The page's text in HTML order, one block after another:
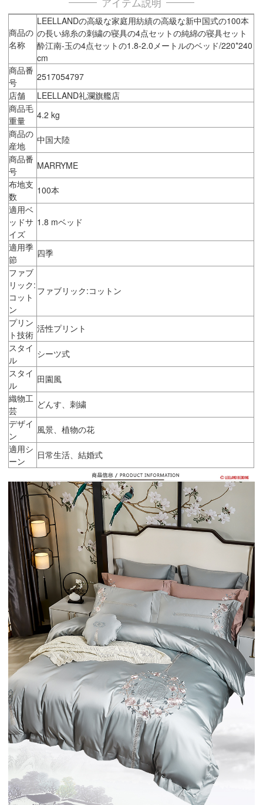
商品の
名称
LEELLANDの高級な家庭用紡績の高級な新中国式の100本
の長い綿糸の刺繍の寝具の4点セットの純綿の寝具セット
酔江南-玉の4点セットの1.8-2.0メートルのベッド/220*240
cm
商品番
号
2517054797
店舗
LEELLAND礼瀾旗艦店
商品毛
重量
4.2 kg
商品の
産地
中国大陸
商品番
号
MARRYME
布地支
数
100本
適用ベ
ッドサ
イズ
1.8 mベッド
適用季
節
四季
ファブ
リック:
コット
ン
ファブリック:コットン
プリン
ト技術
活性プリント
スタイ
ル
シーツ式
スタイ
ル
田園風
織物工
芸
どんす、刺繍
デザイ
ン
風景、植物の花
適用シ
ーン
日常生活、結婚式